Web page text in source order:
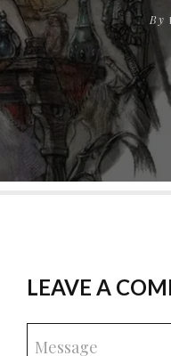
By
LEAVE A